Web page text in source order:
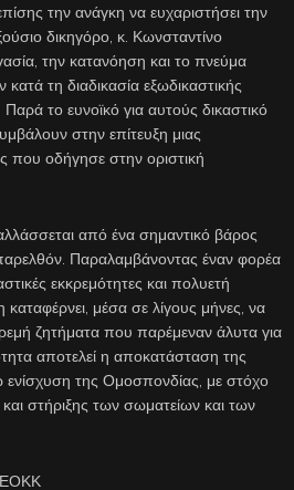
την ανάγκη να ευχαριστήσει την
δικηγόρο, κ. Κωνσταντίνο
την κατανόηση και το πνεύμα
τη διαδικασία εξωδικαστικής
το ευνοϊκό για αυτούς δικαστικό
στην επίτευξη μιας
που οδήγησε στην οριστική
από ένα σημαντικό βάρος
Παραλαμβάνοντας έναν φορέα
εκκρεμότητες και πολυετή
μέσα σε λίγους μήνες, να
ζητήματα που παρέμεναν άλυτα για
αποτελεί η αποκατάσταση της
ενίσχυση της Ομοσπονδίας, με στόχο
στήριξης των σωματείων και των
ΕΟΚΚ